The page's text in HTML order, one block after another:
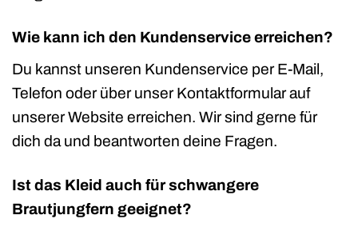
Wie kann ich den Kundenservice erreichen?
Du kannst unseren Kundenservice per E-Mail,
Telefon oder über unser Kontaktformular auf
unserer Website erreichen. Wir sind gerne für
dich da und beantworten deine Fragen.
Ist das Kleid auch für schwangere
Brautjungfern geeignet?